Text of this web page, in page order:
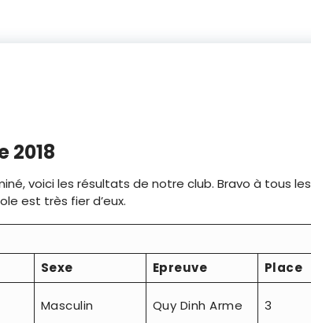
2018
voici les résultats de notre club. Bravo à tous les
est très fier d’eux.
Sexe Epreuve
Place
Masculin Quy Dinh Arme 3